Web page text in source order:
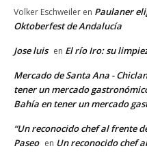
Volker Eschweiler en Paulaner
Oktoberfest de Andalucía
Jose luis en El río Iro: su
Mercado de Santa Ana -
tener un mercado
Bahía en tener un mercado
“Un reconocido chef al frente
Paseo en Un reconocido chef